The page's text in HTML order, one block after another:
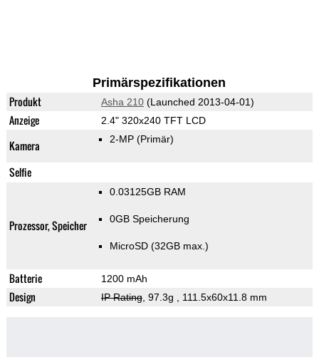
Primärspezifikationen
Produkt Asha 210(Launched 2013-04-01)
Anzeige 2.4" 320x240 TFT LCD
Kamera 2-MP (Primär)
Selfie
Prozessor, Speicher
0.03125GB RAM
0GB Speicherung
MicroSD (32GB max.)
Batterie 1200 mAh
Design IP Rating, 97.3g , 111.5x60x11.8 mm